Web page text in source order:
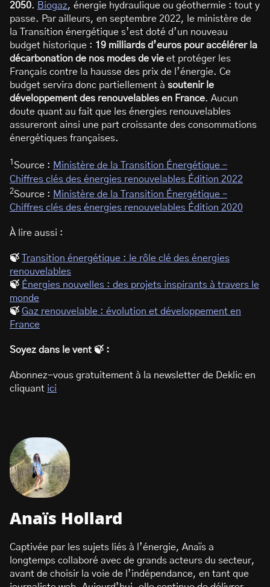
2050. Biogaz, énergie hydraulique ou géothermie : tout y
passe. Par ailleurs, en septembre 2022, le ministère de
la Transition énergétique s’est doté d’un nouveau
budget historique : 19 milliards d’euros pour accélérer la
décarbonation de nos modes de vie et protéger les
Français contre la hausse des prix de l’énergie. Ce
budget servira donc partiellement à soutenir le
développement des renouvelables en France. Aucun
doute quant au fait que les énergies renouvelables
assureront ainsi une part croissante des consommations
énergétiques françaises.
1 Source : Ministère de la Transition Énergétique –
Chiffres clés des énergies renouvelables Édition 2022
2Source : Ministère de la Transition Énergétique –
Chiffres clés des énergies renouvelables Édition 2020
À lire aussi :
🍃
Transition énergétique : le rôle clé des énergies
renouvelables
🍃 Énergies nouvelles : des projets inspirants à travers le
monde
🍃 Gaz renouvelable : évolution et développement en
France
Soyez dans le vent 🍃 :
Abonnez-vous gratuitement à la newsletter de Deklic en
cliquant ici
Anaïs Hollard
Captivée par les sujets liés à l’énergie, Anaïs a
longtemps collaboré avec de grands acteurs du secteur,
avant de choisir la voie de l’indépendance, en tant que